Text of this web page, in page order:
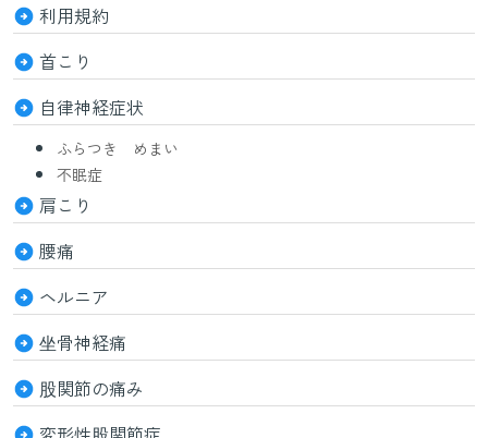
利用規約
首こり
自律神経症状
ふらつき めまい
不眠症
肩こり
腰痛
ヘルニア
坐骨神経痛
股関節の痛み